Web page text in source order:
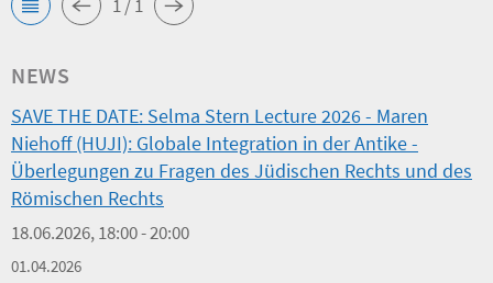
1 / 1
NEWS
SAVE THE DATE: Selma Stern Lecture 2026 - Maren
Niehoff (HUJI): Globale Integration in der Antike -
Überlegungen zu Fragen des Jüdischen Rechts und des
Römischen Rechts
18.06.2026, 18:00 - 20:00
01.04.2026